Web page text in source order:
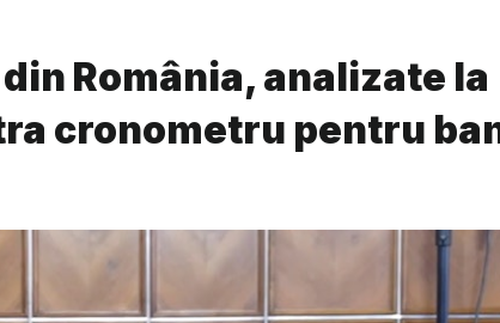
România, analizate la
cronometru pentru